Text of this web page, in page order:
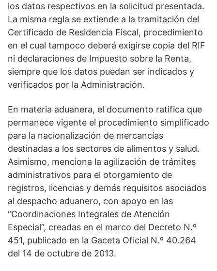
los datos respectivos en la solicitud presentada.
La misma regla se extiende a la tramitación del
Certificado de Residencia Fiscal, procedimiento
en el cual tampoco deberá exigirse copia del RIF
ni declaraciones de Impuesto sobre la Renta,
siempre que los datos puedan ser indicados y
verificados por la Administración.
En materia aduanera, el documento ratifica que
permanece vigente el procedimiento simplificado
para la nacionalización de mercancías
destinadas a los sectores de alimentos y salud.
Asimismo, menciona la agilización de trámites
administrativos para el otorgamiento de
registros, licencias y demás requisitos asociados
al despacho aduanero, con apoyo en las
“Coordinaciones Integrales de Atención
Especial”, creadas en el marco del Decreto N.º
451, publicado en la Gaceta Oficial N.º 40.264
del 14 de octubre de 2013.